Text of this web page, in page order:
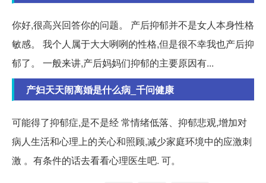
你好,很高兴回答你的问题。 产后抑郁并不是女人本身性格
敏感。 我个人属于大大咧咧的性格,但是很不幸我也产后抑
郁了。 一般来讲,产后妈妈们抑郁的主要原因有...
产妇天天闹离婚是什么病_千问健康
可能得了抑郁症,是不是经 常情绪低落、抑郁悲观,增加对
病人生活和心理上的关心和照顾,减少家庭环境中的应激刺
激 。有条件的话去看看心理医生吧. 可。